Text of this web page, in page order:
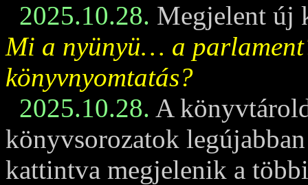
2025.10.28. Megjelent új
Mi a nyünyü… a
könyvnyomtatás?
2025.10.28. A
könyvsorozatok
kattintva megjelenik a